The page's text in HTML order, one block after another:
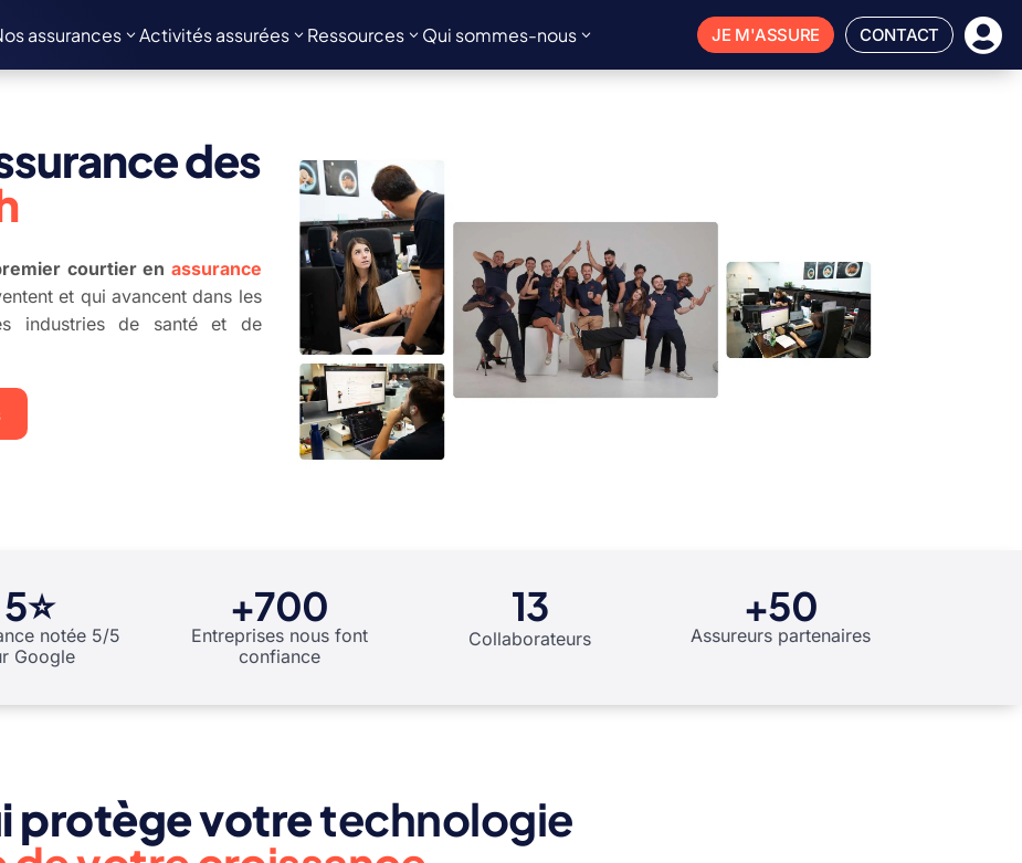
assurances Activités assurées Ressources Qui sommes-nous JE M'ASSURE CONTACT 
des
courtier en assurance
et qui avancent dans les
industries de santé et de
5⭐
notée 5/5
Google
+700
Entreprises nous font
confiance
13
Collaborateurs
+50
Assureurs partenaires
protège votretechnologie